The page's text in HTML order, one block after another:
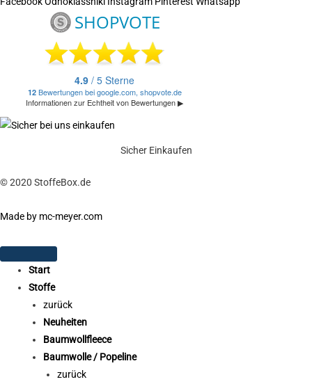
Sicher Einkaufen
© 2020 StoffeBox.de
Made by mc-meyer.com
Start
Stoffe
zurück
Neuheiten
Baumwollfleece
Baumwolle / Popeline
zurück